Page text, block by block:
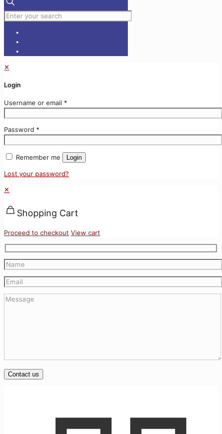
✕
Login
Username or email *
Password *
Remember me Login
Lost your password?
✕
Shopping Cart
Proceed to checkout View cart